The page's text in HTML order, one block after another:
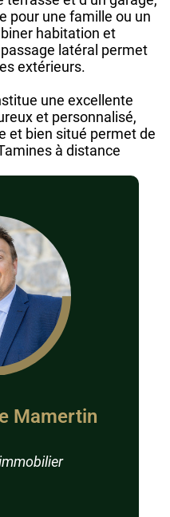
pour une famille ou un
habitation et
latéral permet
extérieurs.
une excellente
et personnalisé,
et bien situé permet de
à distance
Mamertin